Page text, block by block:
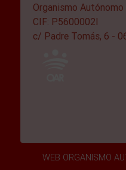
Organismo Autónomo
CIF: P5600002I
c/ Padre Tomás, 6 -
WEB ORGANISMO